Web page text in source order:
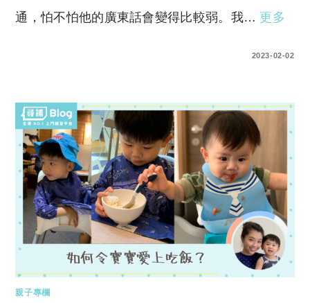
通，怕不怕他的廣東話會變得比較弱。我… 更多
2023-02-02
親子專欄